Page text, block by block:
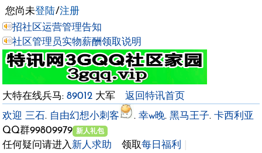
您尚未登陆/注册
招社区运营管理告知
社区管理员实物薪酬领取说明
大特在线兵马: 89012 大军 返回特讯首页
欢迎 三石. 自由幻想小刺客 . 幸w晚. 黑马王子. 卡西利亚
QQ群998099 新人礼包
任何疑问请进入 新人求助 领取每日福利